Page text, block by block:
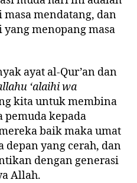
mendatang, dan
menopang masa
ayat al-Qur’an dan
‘alaihi wa
kita untuk membina
pemuda kepada
baik maka umat
yang cerah, dan
dengan generasi
Allah.